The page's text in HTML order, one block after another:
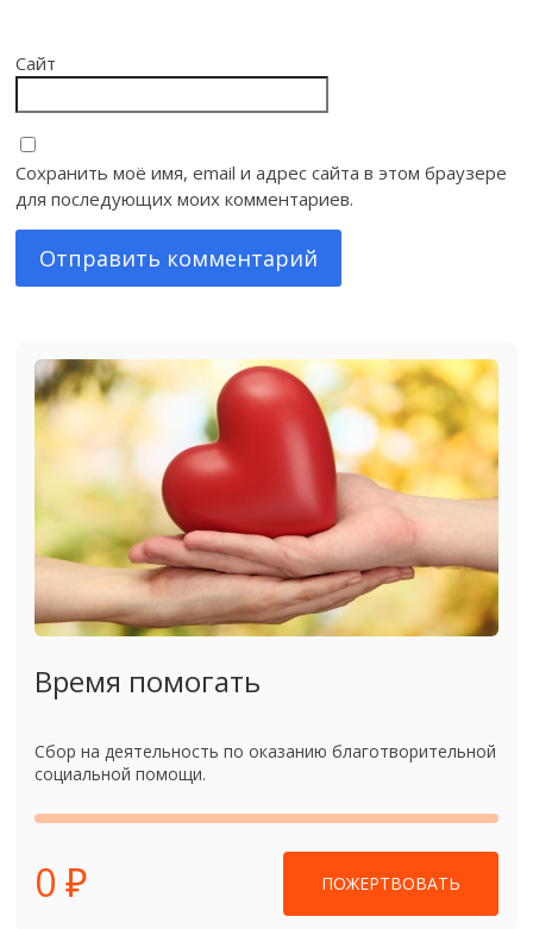
Сайт
Сохранить моё имя, email и адрес сайта в этом браузере
для последующих моих комментариев.
Время помогать
Сбор на деятельность по оказанию благотворительной
социальной помощи.
0 ₽ ПОЖЕРТВОВАТЬ